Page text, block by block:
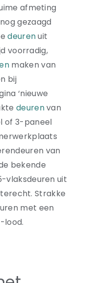
afmeting
gezaagd
deurenuit
voorradig,
maken van
bij
‘nieuwe
deurenvan
of 3-paneel
van
bekende
vlaksdeuren uit
terecht. Strakke
met een
lood.